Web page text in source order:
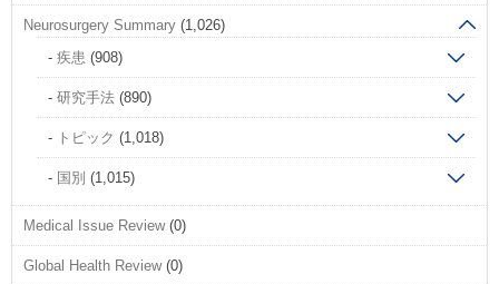
Neurosurgery Summary (1,026)
疾患 (908)
研究手法 (890)
トピック (1,018)
国別 (1,015)
Medical Issue Review(0)
Global Health Review(0)